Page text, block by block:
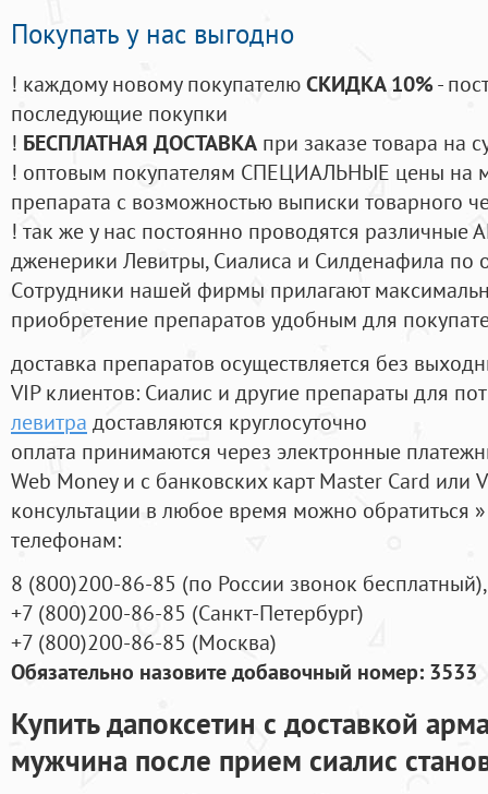
Покупать у нас выгодно
! каждому новому покупателюСКИДКА 10%-
последующие покупки
! БЕСПЛАТНАЯ ДОСТАВКА при заказе товара на
! оптовым покупателям СПЕЦИАЛЬНЫЕ цены на
препарата с возможностью выписки товарного
! так же у нас постоянно проводятся
дженерики Левитры, Сиалиса и Силденафила по
Cотрудники нашей фирмы прилагают
приобретение препаратов удобным для
доставка препаратов осуществляется без
VIP клиентов: Сиалис и другие препараты для
левитра доставляются круглосуточно
оплата принимаются через электронные
Web Money и с банковских карт Master Card или
консультации в любое время можно обратиться
телефонам:
8 (800)200-86-85 (по России звонок бесплатный),
+7 (800)200-86-85 (Санкт-Петербург)
+7 (800)200-86-85 (Москва)
Обязательно назовите добавочный номер: 3533
Купить дапоксетин с доставкой
мужчина после прием сиалис